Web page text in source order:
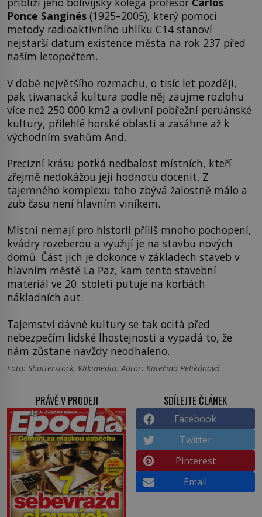
Ponce Sanginés (1925–2005), který pomocí
metody radioaktivního uhlíku C14 stanoví
nejstarší datum existence města na rok 237 před
naším letopočtem.
V době největšího rozmachu, o tisíc let později,
pak tiwanacká kultura podle něj zaujme rozlohu
více než 250 000 km2 a ovlivní pobřežní peruánské
kultury, přilehlé horské oblasti a zasáhne až k
východním svahům And.
Precizní krásu potká nedbalost místních, kteří
zřejmě nedokážou její hodnotu docenit. Z
tajemného komplexu toho zbývá žalostně málo a
zub času není hlavním viníkem.
Místní nemají pro historii příliš mnoho pochopení,
kvádry rozeberou a využijí je na stavbu nových
domů. Část jich je dokonce v základech staveb v
hlavním městě La Paz, kam tento stavební
materiál ve 20. století putuje na korbách
nákladních aut.
Tajemství dávné kultury se tak ocitá před
nebezpečím lidské lhostejnosti a vypadá to, že
nám zůstane navždy neodhaleno.
Foto: Shutterstock, Wikimedia. Autor: Kateřina Pelikánová
PRÁVĚ V PRODEJI SDÍLEJTE ČLÁNEK
Facebook
Twitter
Pinterest
Email